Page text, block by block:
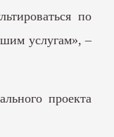
по
услугам», –
проекта